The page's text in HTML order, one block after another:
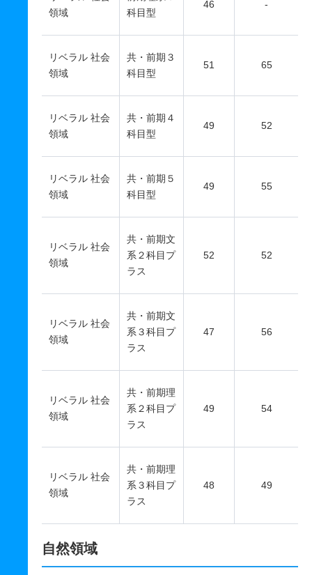
領域
科目型
46 -
リベラル 社会
領域
共・前期３
科目型
51 65
リベラル 社会
領域
共・前期４
科目型
49 52
リベラル 社会
領域
共・前期５
科目型
49 55
リベラル 社会
領域
共・前期文
系２科目プ
ラス
52 52
リベラル 社会
領域
共・前期文
系３科目プ
ラス
47 56
リベラル 社会
領域
共・前期理
系２科目プ
ラス
49 54
リベラル 社会
領域
共・前期理
系３科目プ
ラス
48 49
自然領域